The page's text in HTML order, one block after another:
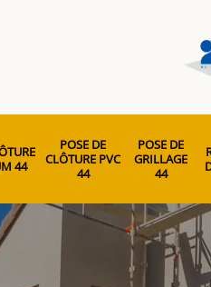
44
POSE DE
CLÔTURE PVC
44
POSE DE
GRILLAGE
44